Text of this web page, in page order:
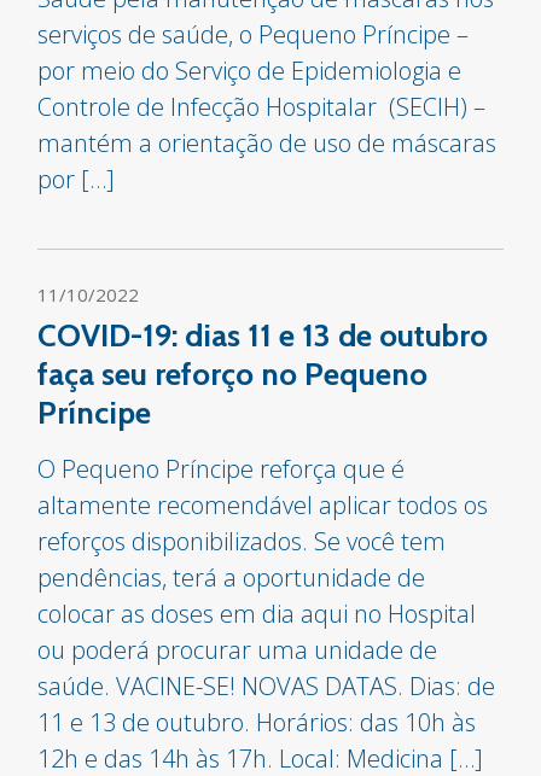
serviços de saúde, o Pequeno Príncipe –
por meio do Serviço de Epidemiologia e
Controle de Infecção Hospitalar (SECIH) –
mantém a orientação de uso de máscaras
por […]
11/10/2022
COVID-19: dias 11 e 13 de outubro
faça seu reforço no Pequeno
Príncipe
O Pequeno Príncipe reforça que é
altamente recomendável aplicar todos os
reforços disponibilizados. Se você tem
pendências, terá a oportunidade de
colocar as doses em dia aqui no Hospital
ou poderá procurar uma unidade de
saúde. VACINE-SE! NOVAS DATAS. Dias: de
11 e 13 de outubro. Horários: das 10h às
12h e das 14h às 17h. Local: Medicina […]